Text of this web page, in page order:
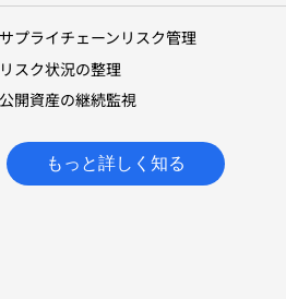
プライチェーンリスク管理
スク状況の整理
開資産の継続監視
もっと詳しく知る